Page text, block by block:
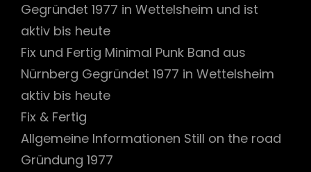
Gegründet 1977 in Wettelsheim und ist
aktiv bis heute
Fix und Fertig Minimal Punk Band aus
Nürnberg Gegründet 1977 in Wettelsheim
aktiv bis heute
Fix & Fertig
Allgemeine Informationen Still on the road
Gründung 1977